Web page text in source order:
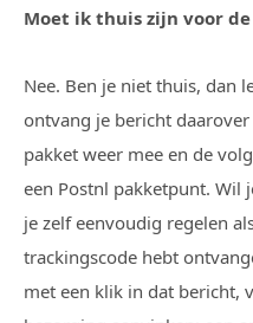
Moet ik thuis zijn voor
Nee. Ben je niet thuis, dan
ontvang je bericht
pakket weer mee en de
een Postnl pakketpunt. Wil
je zelf eenvoudig regelen
trackingscode hebt
met een klik in dat bericht,